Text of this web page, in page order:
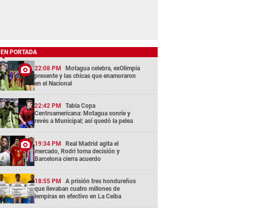
EN PORTADA
22:08 PM Motagua celebra, exOlimpia
presente y las chicas que enamoraron
en el Nacional
22:42 PM Tabla Copa
Centroamericana: Motagua sonríe y
revés a Municipal; así quedó la pelea
19:34 PM Real Madrid agita el
mercado, Rodri toma decisión y
Barcelona cierra acuerdo
18:55 PM A prisión tres hondureños
que llevaban cuatro millones de
lempiras en efectivo en La Ceiba